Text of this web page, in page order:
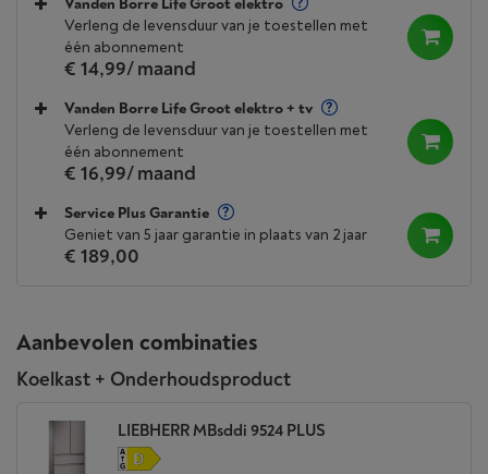
Vanden Borre Life Groot elektro
Verleng de levensduur van je toestellen met
één abonnement
€ 14,99/ maand
Vanden Borre Life Groot elektro + tv
Verleng de levensduur van je toestellen met
één abonnement
€ 16,99/ maand
Service Plus Garantie
Geniet van 5 jaar garantie in plaats van 2 jaar
€ 189,00
Aanbevolen combinaties
Koelkast + Onderhoudsproduct
LIEBHERR MBsddi 9524 PLUS